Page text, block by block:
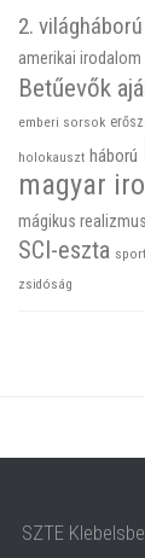
2. világháború
amerikai irodalom
Betűevők
emberi sorsok
holokauszt háború
magyar
mágikus realizmus
SCI-eszta sport
zsidóság
SZTE